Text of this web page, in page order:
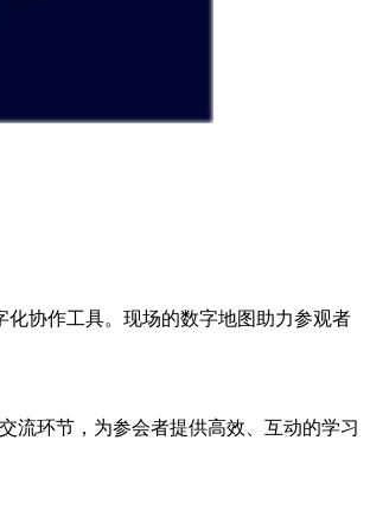
协作工具。现场的数字地图助力参观者
流环节，为参会者提供高效、互动的学习